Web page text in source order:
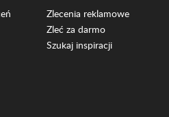
Zlecenia reklamowe
Zleć za darmo
Szukaj inspiracji